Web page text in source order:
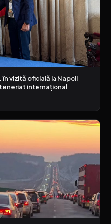
vizită oficială la Napoli
internațional